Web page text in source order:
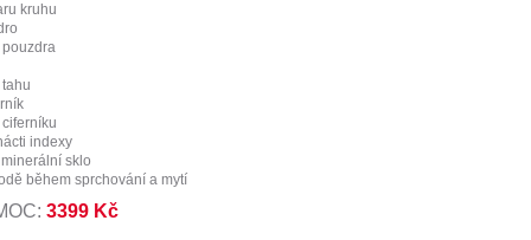
kruhu
indexy
sklo
během sprchování a mytí
3399 Kč